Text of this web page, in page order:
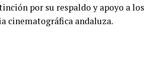
por su respaldo y apoyo a los
cinematográfica andaluza.